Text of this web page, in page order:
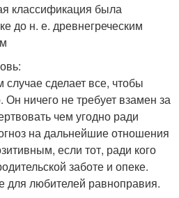
классификация была
до н. е. древнегреческим
сделает все, чтобы
ничего не требует взамен за
чем угодно ради
на дальнейшие отношения
если тот, ради кого
заботе и опеке.
для любителей равноправия.